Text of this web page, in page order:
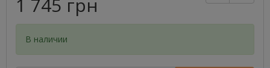
1 745 грн
В наличии